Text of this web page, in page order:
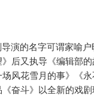
演的名字可谓家喻
后又执导《编辑部
场风花雪月的事》《
奋斗》以全新的戏